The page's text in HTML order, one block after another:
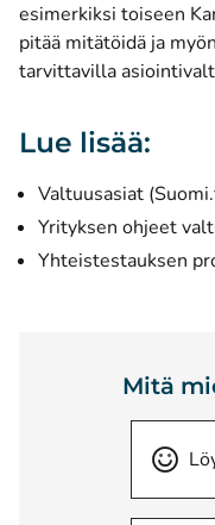
esimerkiksi toiseen
pitää mitätöidä ja
tarvittavilla
Lue lisää:
Valtuusasiat
Yrityksen ohjeet
Yhteistestauksen
Mitä